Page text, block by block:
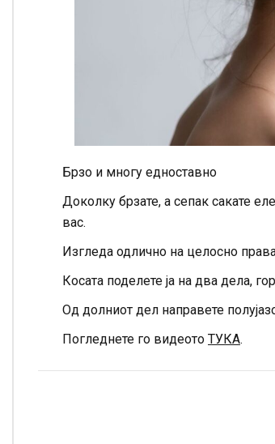
Брзо и многу едноставно
Доколку брзате, а сепак сакате
вас.
Изгледа одлично на целосно
Косата поделете ја на два дела,
Од долниот дел направете
Погледнете го видеото ТУКА.